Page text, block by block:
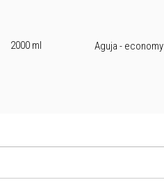
2000 ml Aguja - economy